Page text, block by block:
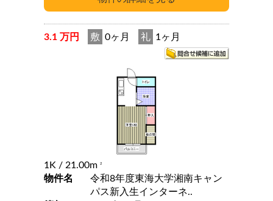
3.1 万円 敷 0ヶ月 礼 1ヶ月
1K / 21.00m 2
物件名
令和8年度東海大学湘南キャン
パス新入生インターネ..